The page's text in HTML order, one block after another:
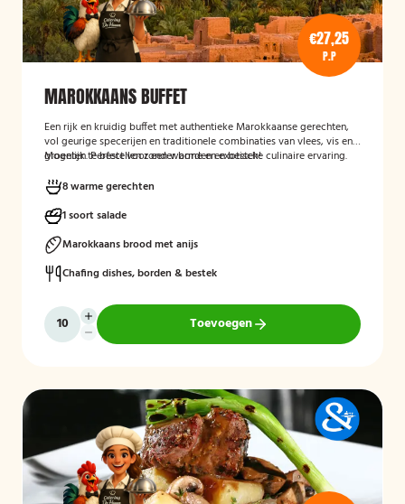
€27,25
P.P
MAROKKAANS BUFFET
Een rijk en kruidig buffet met authentieke Marokkaanse gerechten,
vol geurige specerijen en traditionele combinaties van vlees, vis en
groenten. Perfect voor een warme en exotische culinaire ervaring.
Mogelijk te bestellen zonder borden en bestek!
8 warme gerechten
1 soort salade
Marokkaans brood met anijs
Chafing dishes, borden & bestek
Toevoegen